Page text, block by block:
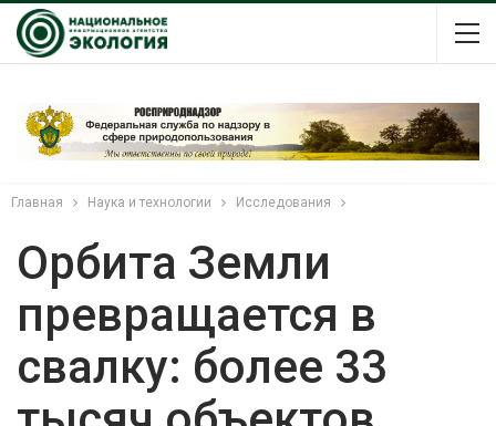
Главная Наука и технологии Исследования
Орбита Земли
превращается в
свалку: более 33